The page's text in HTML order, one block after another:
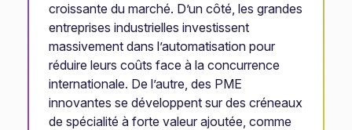
croissante du marché. D’un côté, les grandes
entreprises industrielles investissent
massivement dans l’automatisation pour
réduire leurs coûts face à la concurrence
internationale. De l’autre, des PME
innovantes se développent sur des créneaux
de spécialité à forte valeur ajoutée, comme